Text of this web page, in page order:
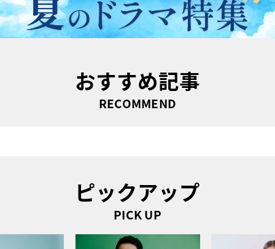
おすすめ記事
RECOMMEND
ピックアップ
PICK UP